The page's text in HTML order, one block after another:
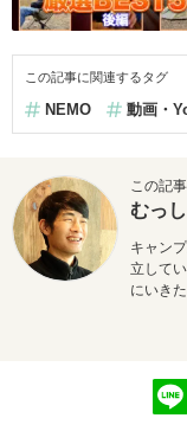
この記事に関連するタグ
NEMO 動画・
この記
むっ
キャン
立して
にいき